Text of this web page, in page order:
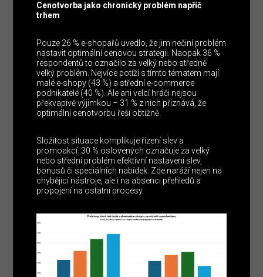
Cenotvorba jako chronický problém napříč
trhem
Pouze 26 % e-shopařů uvedlo, že jim nečiní problém
nastavit optimální cenovou strategii. Naopak 36 %
respondentů to označilo za velký nebo středně
velký problém. Nejvíce potíží s tímto tématem mají
malé e-shopy (43 %) a střední e-commerce
podnikatelé (40 %). Ale ani velcí hráči nejsou
překvapivě výjimkou – 31 % z nich přiznává, že
optimální cenotvorbu řeší obtížně.
Složitost situace komplikuje řízení slev a
promoakcí. 30 % oslovených označuje za velký
nebo střední problém efektivní nastavení slev,
bonusů či speciálních nabídek. Zde naráží nejen na
chybějící nástroje, ale i na absenci přehledů a
propojení na ostatní procesy.